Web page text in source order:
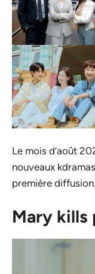
Le mois d’août
nouveaux
première diffusion.
Mary kills